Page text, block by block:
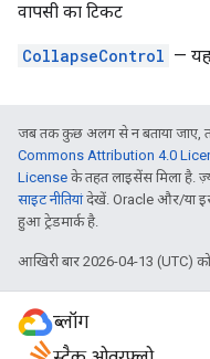
वापसी का टिकट
CollapseControl —
जब तक कुछ अलग से न बताया जाए,
Commons Attribution 4.0
License के तहत लाइसेंस मिला है.
साइट नीतियांदेखें. Oracle और/या
हुआ ट्रेडमार्क है.
आखिरी बार 2026-04-13 (UTC)
ब्लॉग